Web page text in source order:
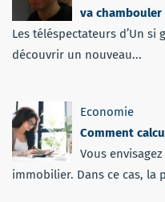
va chambouler
Les téléspectateurs d’Un si
découvrir un nouveau...
Economie
Comment
Vous
immobilier. Dans ce cas, la